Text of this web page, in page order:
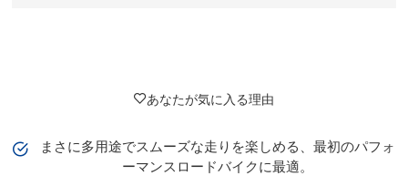
あなたが気に入る理由
まさに多用途でスムーズな走りを楽しめる、最初のパフォ
ーマンスロードバイクに最適。